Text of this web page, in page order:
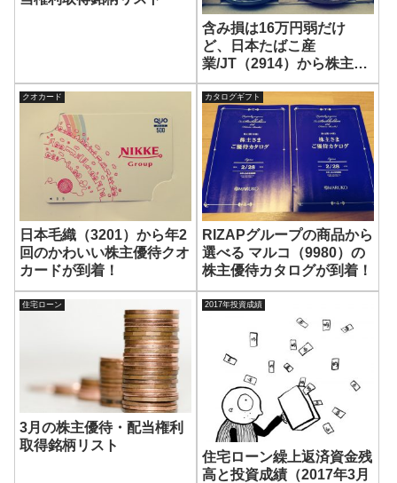
含み損は16万円弱だけ
ど、日本たばこ産
業/JT（2914）から株主優
待が2名義分到着！
クオカード
日本毛織（3201）から年2
回のかわいい株主優待クオ
カードが到着！
カタログギフト
RIZAPグループの商品から
選べる マルコ（9980）の
株主優待カタログが到着！
住宅ローン
3月の株主優待・配当権利
取得銘柄リスト
2017年投資成績
住宅ローン繰上返済資金残
高と投資成績（2017年3月